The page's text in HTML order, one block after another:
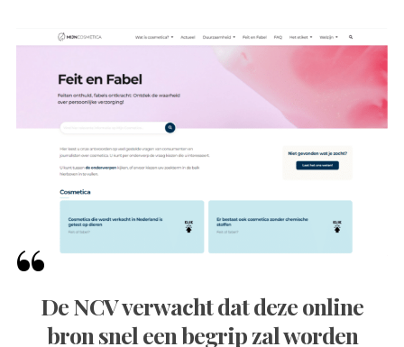
De NCV verwacht dat deze online
bron snel een begrip zal worden